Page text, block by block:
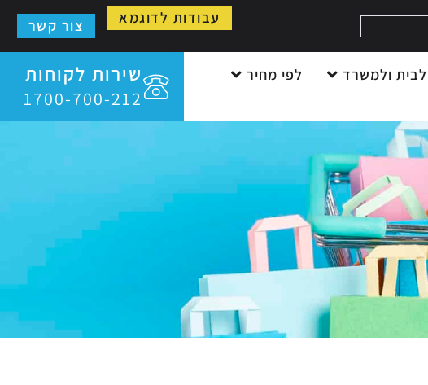
עבודות לדוגמא צור קשר
לבית ולמשרד
לפי מחיר
שירות לקוחות
1700-700-212